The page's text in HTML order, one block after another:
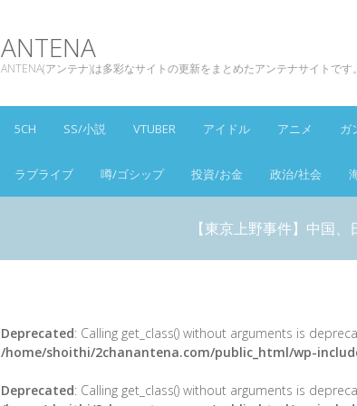
ANTENA
ANTENA(アンテナ)は多彩なサイトの更新をまとめたアンテナサイトです。
5CH SS/小説 VTUBER アイドル アニメ ガ
ラブライブ 噂/ゴシップ 投資/お金 政治/社会
【東京上野事件】中国
Deprecated: Calling get_class() without arguments is
/home/shoithi/2chanantena.com/public_html/wp-
Deprecated: Calling get_class() without arguments is